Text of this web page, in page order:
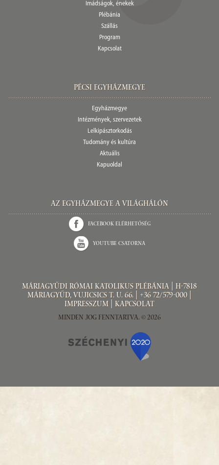
Imádságok, énekek
Plébánia
Szállás
Program
Kapcsolat
Pécsi egyházmegye
Egyházmegye
Intézmények, szervezetek
Lelkipásztorkodás
Tudomány és kultúra
Aktuális
Kapuoldal
Az Egyházmegye a világhálón
Facebook elérhetőség
Youtube csatorna
Máriagyűdi Római Katolikus Plébánia | H-7818
Máriagyűd, Vujicsics T. u. 66. | +36 72/579-000 |
Impresszum
Kapcsolat
Minden jog fenntartva. © 2026